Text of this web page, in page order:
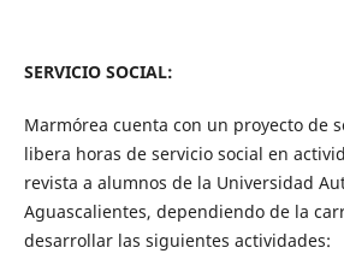
SERVICIO SOCIAL:
Marmórea cuenta con un proyecto de
libera horas de servicio social en
revista a alumnos de la Universidad
Aguascalientes, dependiendo de la
desarrollar las siguientes actividades: